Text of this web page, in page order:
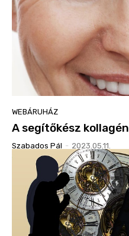
WEBÁRUHÁZ
A segítőkész kollagén
Szabados Pál - 2023.05.11.